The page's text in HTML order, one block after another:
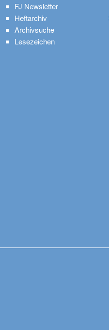
FJ Newsletter
Heftarchiv
Archivsuche
Lesezeichen